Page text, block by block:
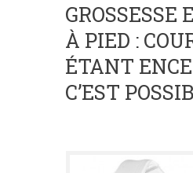
GROSSESSE
À PIED :
ÉTANT
C’EST